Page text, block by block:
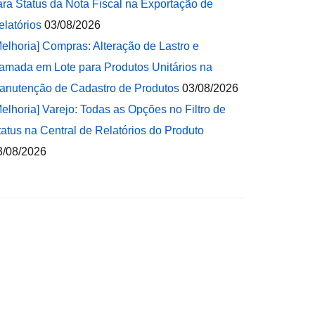
Status da Nota Fiscal na Exportação de
03/08/2026
Compras: Alteração de Lastro e
em Lote para Produtos Unitários na
de Cadastro de Produtos 03/08/2026
Varejo: Todas as Opções no Filtro de
na Central de Relatórios do Produto
08/2026